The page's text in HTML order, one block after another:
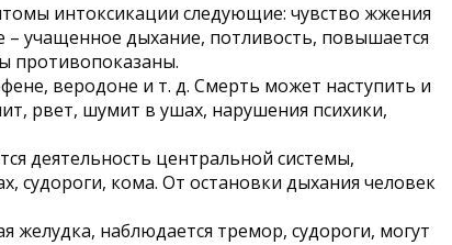
интоксикации следующие: чувство жжения
– учащенное дыхание, потливость, повышается
противопоказаны.
веродоне и т. д. Смерть может наступить и
рвет, шумит в ушах, нарушения психики,
деятельность центральной системы,
судороги, кома. От остановки дыхания человек
желудка, наблюдается тремор, судороги, могут